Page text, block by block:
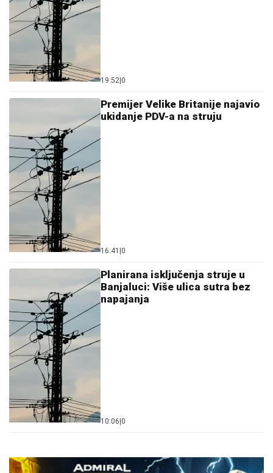
19:52 0
Premijer Velike Britanije najavio
ukidanje PDV-a na struju
16:41 0
Planirana isključenja struje u
Banjaluci: Više ulica sutra bez
napajanja
10:06 0